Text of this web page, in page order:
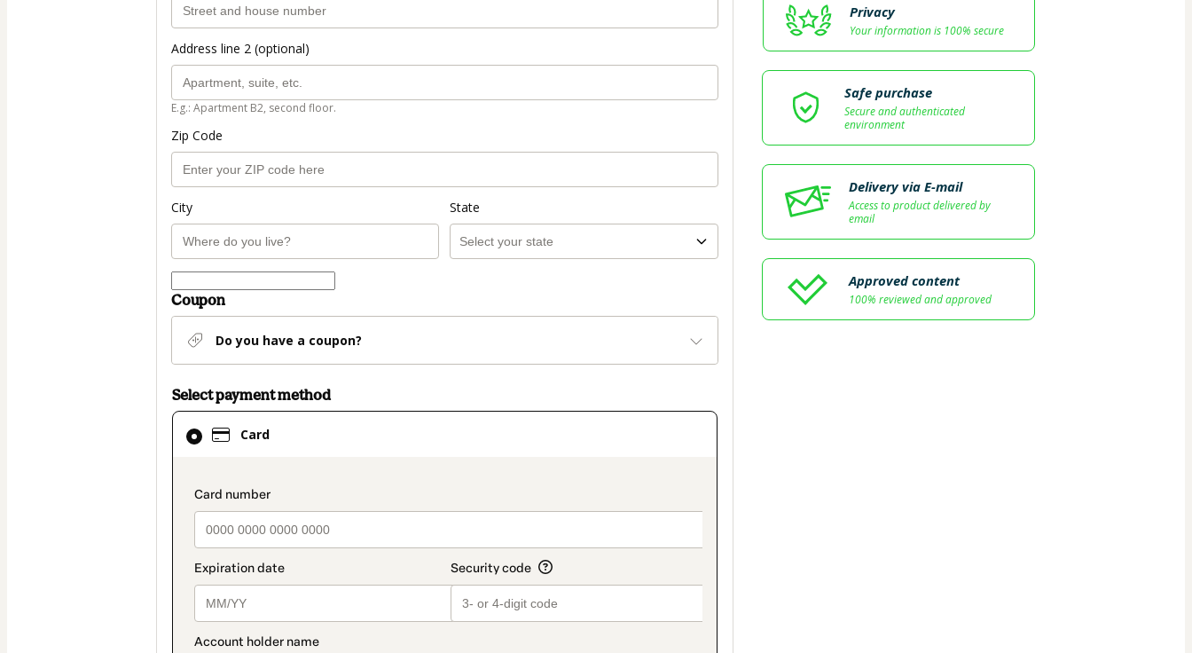
Address line 2 (optional)
E.g.: Apartment B2, second floor.
Zip Code
City State
Coupon
Do you have a coupon?
Select payment method
Card
payment_data.section_title_v2
Card
selected
method
Privacy
Your information is 100% secure
Safe purchase
Secure and authenticated
environment
Delivery via E-mail
Access to product delivered by
email
Approved content
100% reviewed and approved